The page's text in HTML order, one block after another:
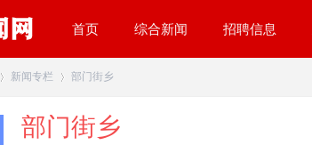
首页 综合新闻 招聘信息
新闻专栏 部门街乡
部门街乡